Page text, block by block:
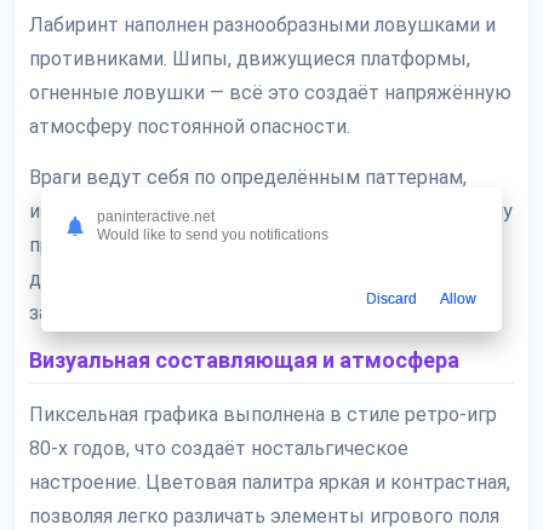
Лабиринт наполнен разнообразными ловушками и
противниками. Шипы, движущиеся платформы,
огненные ловушки — всё это создаёт напряжённую
атмосферу постоянной опасности.
Враги ведут себя по определённым паттернам,
изучение которых становится ключом к успешному
прохождению. Некоторые монстры реагируют на
движения игрока, другие следуют заранее
заданным маршрутам.
Визуальная составляющая и атмосфера
Пиксельная графика выполнена в стиле ретро-игр
80-х годов, что создаёт ностальгическое
настроение. Цветовая палитра яркая и контрастная,
позволяя легко различать элементы игрового поля
paninteractive.net
Would like to send you notifications
Discard Allow